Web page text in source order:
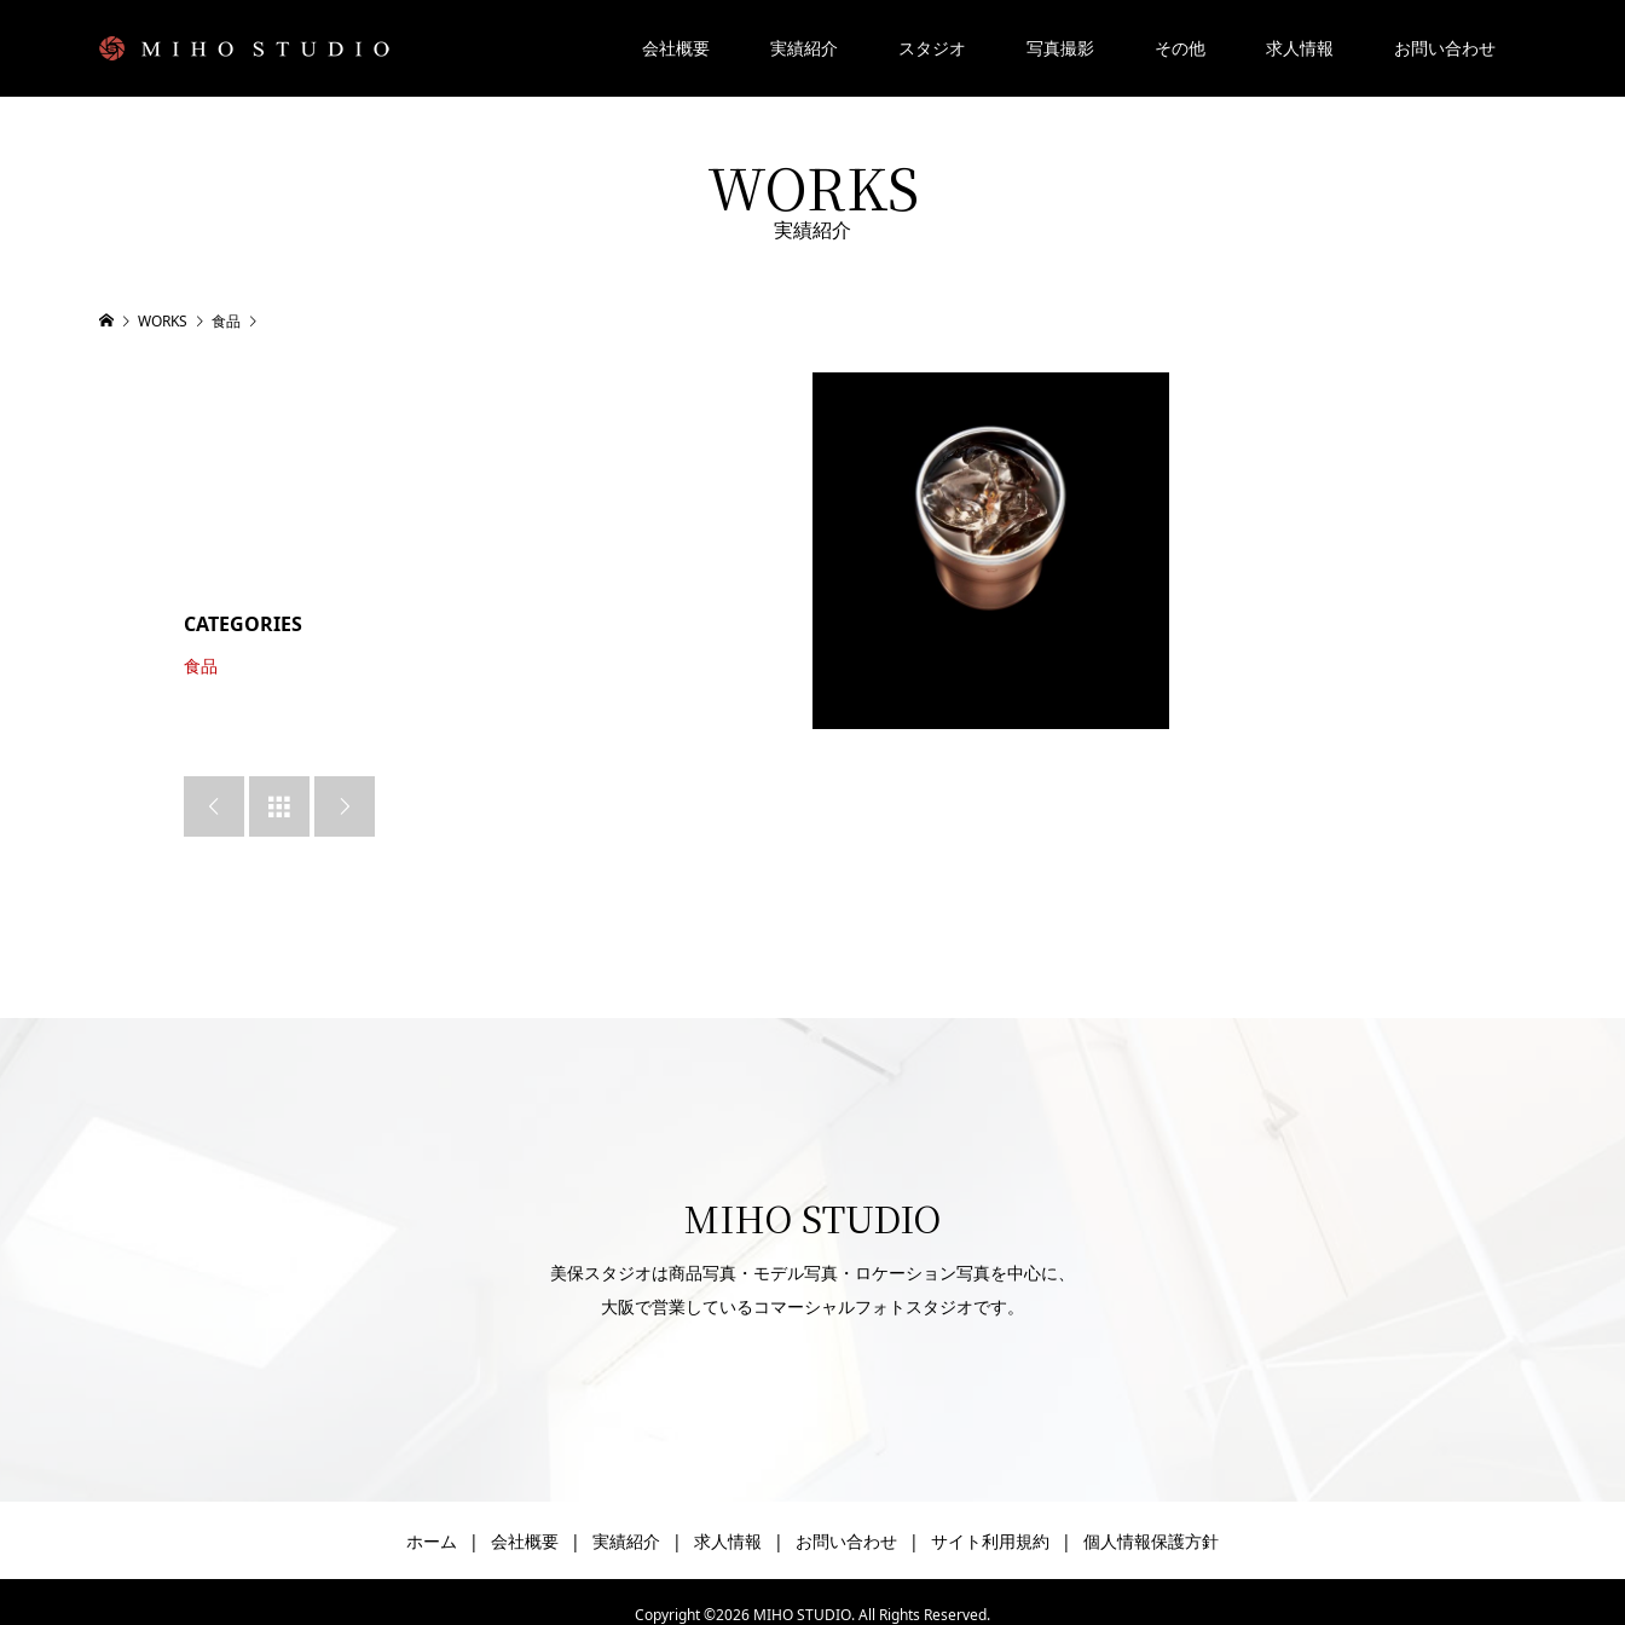
会社概要 実績紹介 スタジオ 写真撮影 その他 求人情報 お問い合わせ
WORKS
実績紹介
WORKS 食品
CATEGORIES
食品
  
MIHO STUDIO
美保スタジオは商品写真・モデル写真・ロケーション写真を中心に、
大阪で営業しているコマーシャルフォトスタジオです。
ホーム 会社概要 実績紹介 求人情報 お問い合わせ サイト利用規約 個人情報保護方針
Copyright ©2026 MIHO STUDIO. All Rights Reserved.